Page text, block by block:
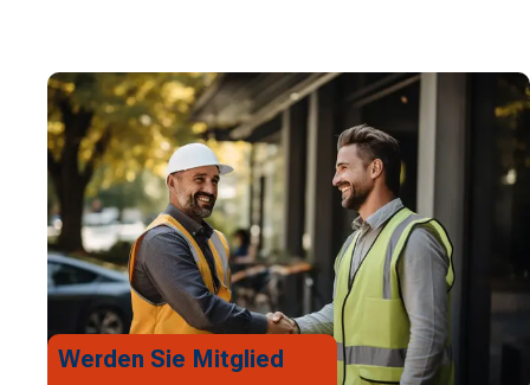
Werden Sie Mitglied